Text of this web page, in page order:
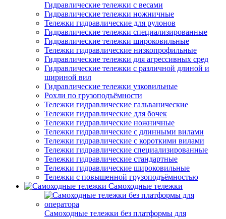
Гидравлические тележки с весами
Гидравлические тележки ножничные
Тележки гидравлические для рулонов
Гидравлические тележки специализированные
Гидравлические тележки широковильные
Тележки гидравлические низкопрофильные
Гидравлические тележки для агрессивных сред
Гидравлические тележки с различной длиной и
шириной вил
Гидравлические тележки узковильные
Рохли по грузоподъёмности
Тележки гидравлические гальванические
Тележки гидравлические для бочек
Тележки гидравлические ножничные
Тележки гидравлические с длинными вилами
Тележки гидравлические с короткими вилами
Тележки гидравлические специализированные
Тележки гидравлические стандартные
Тележки гидравлические широковильные
Тележки с повышенной грузоподъёмностью
Самоходные тележки
Самоходные тележки без платформы для